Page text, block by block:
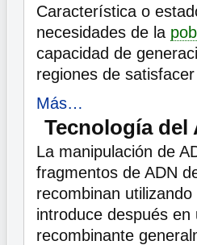
Característica o
necesidades de la
capacidad de
regiones de
Más…
Tecnología del
La manipulación de
fragmentos de ADN
recombinan
introduce después
recombinante